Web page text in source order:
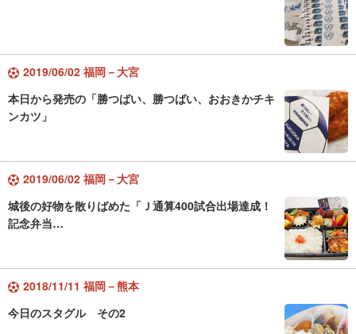
2019/06/02 福岡－大宮
本日から発売の「勝つばい、勝つばい、おおきかチキ
ンカツ」
2019/06/02 福岡－大宮
城後の好物を散りばめた「Ｊ通算400試合出場達成！
記念弁当…
2018/11/11 福岡－熊本
今日のスタグル その2